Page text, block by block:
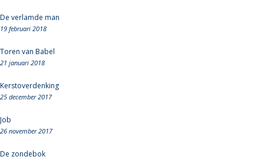
De verlamde man
19 februari 2018
Toren van Babel
21 januari 2018
Kerstoverdenking
25 december 2017
Job
26 november 2017
De zondebok